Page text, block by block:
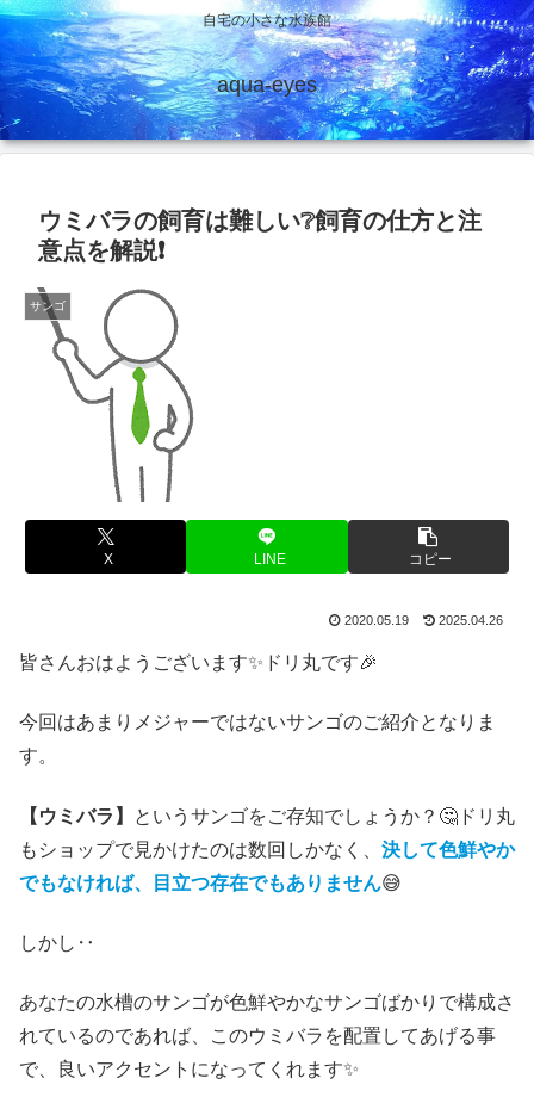
自宅の小さな水族館
aqua-eyes
ウミバラの飼育は難しい❔飼育の仕方と注
意点を解説❗
サンゴ
X LINE コピー
2020.05.19 2025.04.26
皆さんおはようございます✨ドリ丸です🎉
今回はあまりメジャーではないサンゴのご紹介となりま
す。
【ウミバラ】
というサンゴをご存知でしょうか？🤔ドリ丸
もショップで見かけたのは数回しかなく、 決して色鮮やか
でもなければ、目立つ存在でもありません😅
しかし‥
あなたの水槽のサンゴが色鮮やかなサンゴばかりで構成さ
れているのであれば、このウミバラを配置してあげる事
で、良いアクセントになってくれます✨